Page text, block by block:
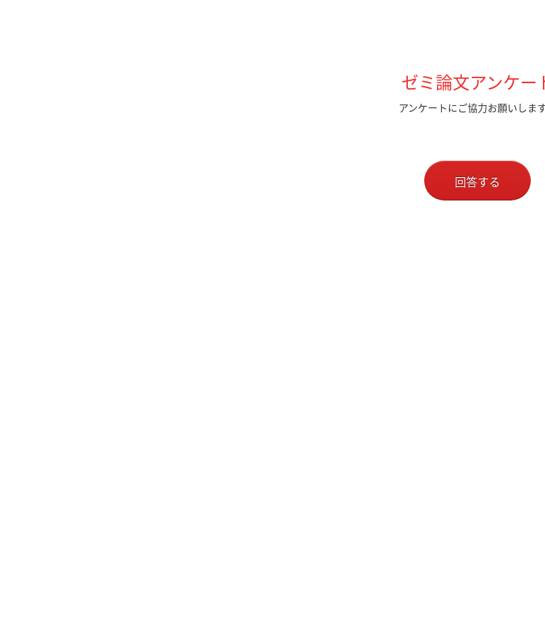
ゼミ論文アンケー
アンケートにご協力お願いします
回答する